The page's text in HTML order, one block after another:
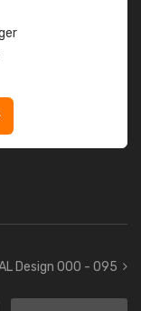
Design 000 - 095